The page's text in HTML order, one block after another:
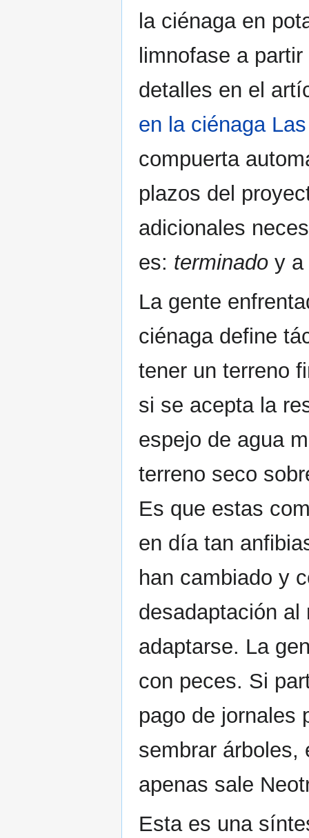
la ciénaga en
limnofase a
detalles en el
en la ciénaga
compuerta
plazos del
adicionales
es: terminado y
La gente
ciénaga define
tener un terreno
si se acepta la
espejo de agua
terreno seco
Es que estas
en día tan
han cambiado y
desadaptación
adaptarse. La
con peces. Si
pago de jornales
sembrar árboles,
apenas sale
Esta es una